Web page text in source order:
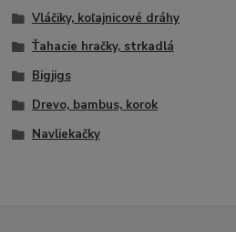
Vláčiky, koľajnicové dráhy
Ťahacie hračky, strkadlá
Bigjigs
Drevo, bambus, korok
Navliekačky